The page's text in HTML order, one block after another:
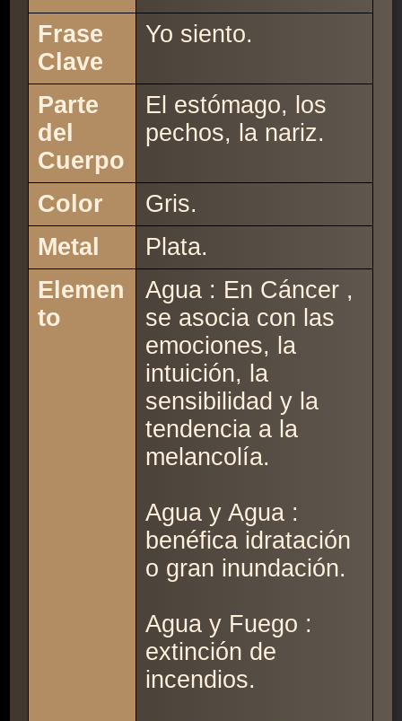
Frase
Clave
Yo siento.
Parte
del
Cuerpo
El estómago, los
pechos, la nariz.
Color
Gris.
Metal
Plata.
Elemen
to
Agua : En Cáncer ,
se asocia con las
emociones, la
intuición, la
sensibilidad y la
tendencia a la
melancolía.
Agua y Agua :
benéfica idratación
o gran inundación.
Agua y Fuego :
extinción de
incendios.